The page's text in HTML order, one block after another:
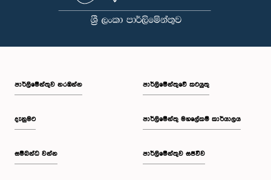
පාර්ලි‌මේන්තුව නරඹන්න
දැනුමට
සම්බන්ධ වන්න
පාර්ලිමේන්තුවේ කටයුතු
පාර්ලිමේන්තු මහලේකම් කාර්යාලය
පාර්ලිමේන්තුව සජීවීව